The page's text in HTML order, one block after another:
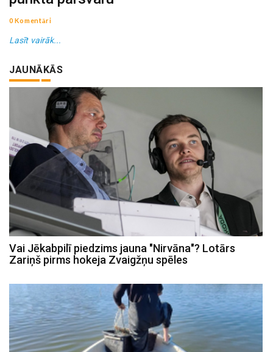
0 Komentāri
Lasīt vairāk...
JAUNĀKĀS
Vai Jēkabpilī piedzims jauna "Nirvāna"? Lotārs
Zariņš pirms hokeja Zvaigžņu spēles